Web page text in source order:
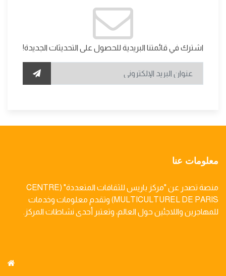
اشترك في قائمتنا البريدية للحصول على التحديثات الجديدة!
معلومات عنا
منصة تصدر عن "مركز باريس للثقافات المتعددة" (CENTRE
MULTICULTUREL DE PARIS) وتقدم معلومات وخدمات
للمهاجرين واللاجئين حول العالم، وتعتبر أحدى نشاطات المركز.